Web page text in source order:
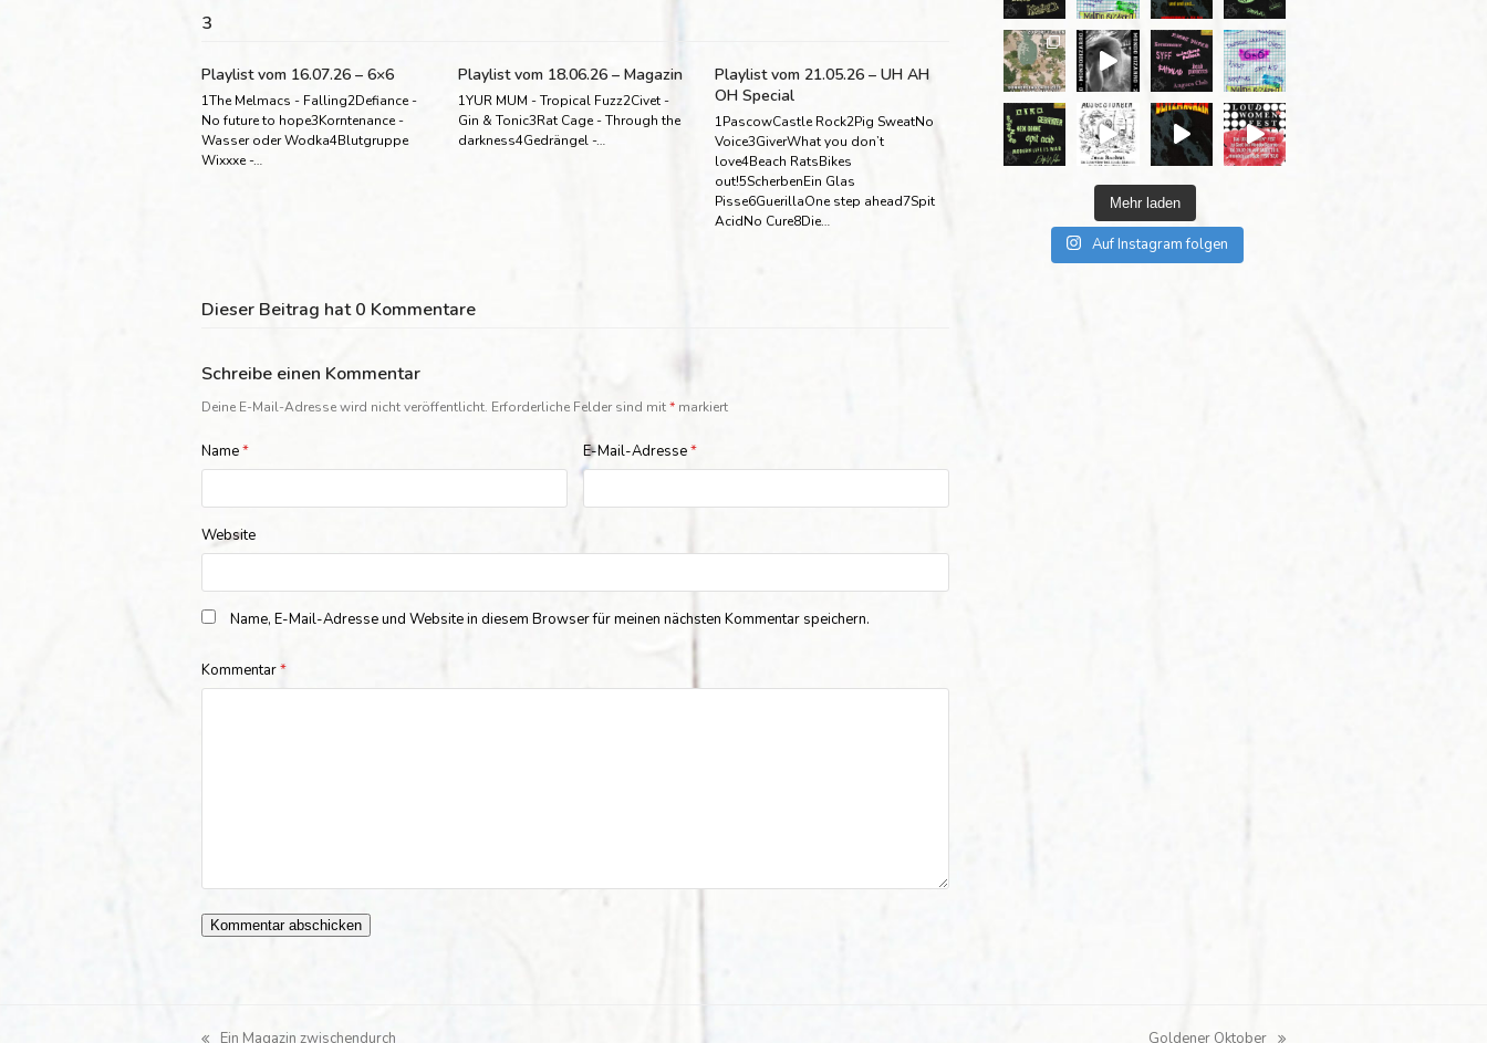
3
Playlist vom 16.07.26 – 6×6
1The Melmacs - Falling2Defiance -
No future to hope3Korntenance -
Wasser oder Wodka4Blutgruppe
Wixxxe -…
Playlist vom 18.06.26 – Magazin
1YUR MUM - Tropical Fuzz2Civet -
Gin & Tonic3Rat Cage - Through the
darkness4Gedrängel -…
Playlist vom 21.05.26 – UH AH
OH Special
1PascowCastle Rock2Pig SweatNo
Voice3GiverWhat you don’t
love4Beach RatsBikes
out!5ScherbenEin Glas
Pisse6GuerillaOne step ahead7Spit
AcidNo Cure8Die…
Dieser Beitrag hat 0 Kommentare
Schreibe einen Kommentar
Deine E-Mail-Adresse wird nicht veröffentlicht. Erforderliche Felder sind mit* markiert
Name* E-Mail-Adresse*
Website
Name, E-Mail-Adresse und Website in diesem Browser für meinen nächsten Kommentar speichern.
Kommentar*
Mehr laden
Auf Instagram folgen
Ein Magazin zwischendurch Goldener Oktober